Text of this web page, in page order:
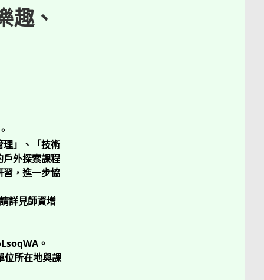
趣、
理」、「技術
戶外探索課程
習，進一步協
詳見師資增
。
位所在地與課